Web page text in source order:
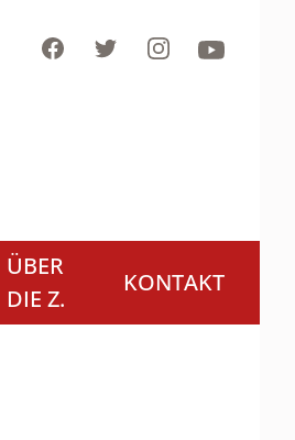
FacebookTwitterInstagramYoutube
ÜBER
DIE Z.
KONTAKT